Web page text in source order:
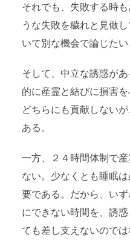
それでも、失敗する時
うな失敗を穢れと見做
いて別な機会で論じたい
そして、中立な誘惑が
的に産霊と結びに損害
どちらにも貢献しない
ある。
一方、２４時間体制で
ない。少なくとも睡眠
要である。だから、い
にできない時間を、誘
ても差し支えないのでは